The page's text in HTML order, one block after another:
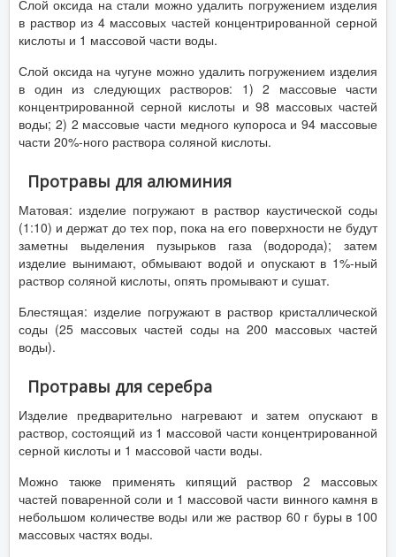
Слой оксида на стали можно удалить погружением изделия
в раствор из 4 массовых частей концентрированной серной
кислоты и 1 массовой части воды.
Слой оксида на чугуне можно удалить погружением изделия
в один из следующих растворов: 1) 2 массовые части
концентрированной серной кислоты и 98 массовых частей
воды; 2) 2 массовые части медного купороса и 94 массовые
части 20%-ного раствора соляной кислоты.
Протравы для алюминия
Матовая: изделие погружают в раствор каустической соды
(1:10) и держат до тех пор, пока на его поверхности не будут
заметны выделения пузырьков газа (водорода); затем
изделие вынимают, обмывают водой и опускают в 1%-ный
раствор соляной кислоты, опять промывают и сушат.
Блестящая: изделие погружают в раствор кристаллической
соды (25 массовых частей соды на 200 массовых частей
воды).
Протравы для серебра
Изделие предварительно нагревают и затем опускают в
раствор, состоящий из 1 массовой части концентрированной
серной кислоты и 1 массовой части воды.
Можно также применять кипящий раствор 2 массовых
частей поваренной соли и 1 массовой части винного камня в
небольшом количестве воды или же раствор 60 г буры в 100
массовых частях воды.